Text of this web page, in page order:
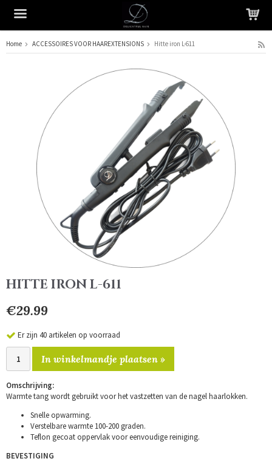
Het product is in je winkelmandje geplaatst
Home ACCESSOIRES VOOR HAAREXTENSIONS Hitte iron L-611
HITTE IRON L-611
€29.99
Er zijn 40 artikelen op voorraad
In winkelmandje plaatsen »
Omschrijving:
Warmte tang wordt gebruikt voor het vastzetten van de nagel haarlokken.
Snelle opwarming.
Verstelbare warmte 100-200 graden.
Teflon gecoat oppervlak voor eenvoudige reiniging.
BEVESTIGING